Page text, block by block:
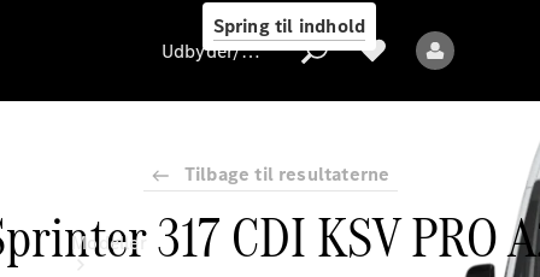
Spring til indhold
Udbyder/databeskyttelse
Modeller
Udbyder/databeskyttelse
Tilbage til resultaterne
317 CDI KSV PRO